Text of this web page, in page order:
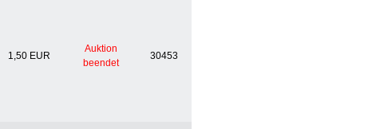
1,50 EUR
Auktion
beendet
30453